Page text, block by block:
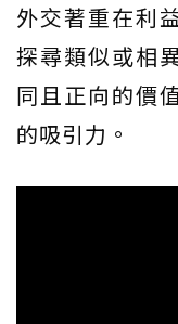
外交著重在利
探尋類似或相
同且正向的價
的吸引力。